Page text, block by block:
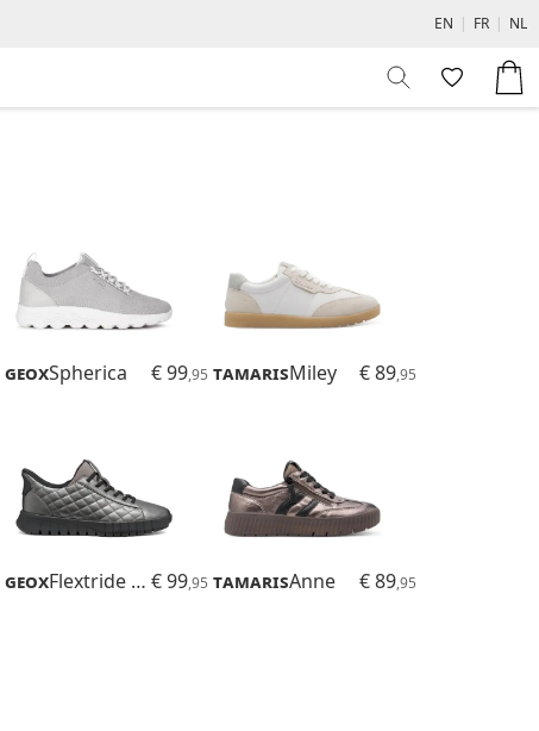
EN | FR | NL
GeoxSpherica € 99,95 TamarisMiley € 89,95
Geox Flextride Plus € 99,95 TamarisAnne € 89,95